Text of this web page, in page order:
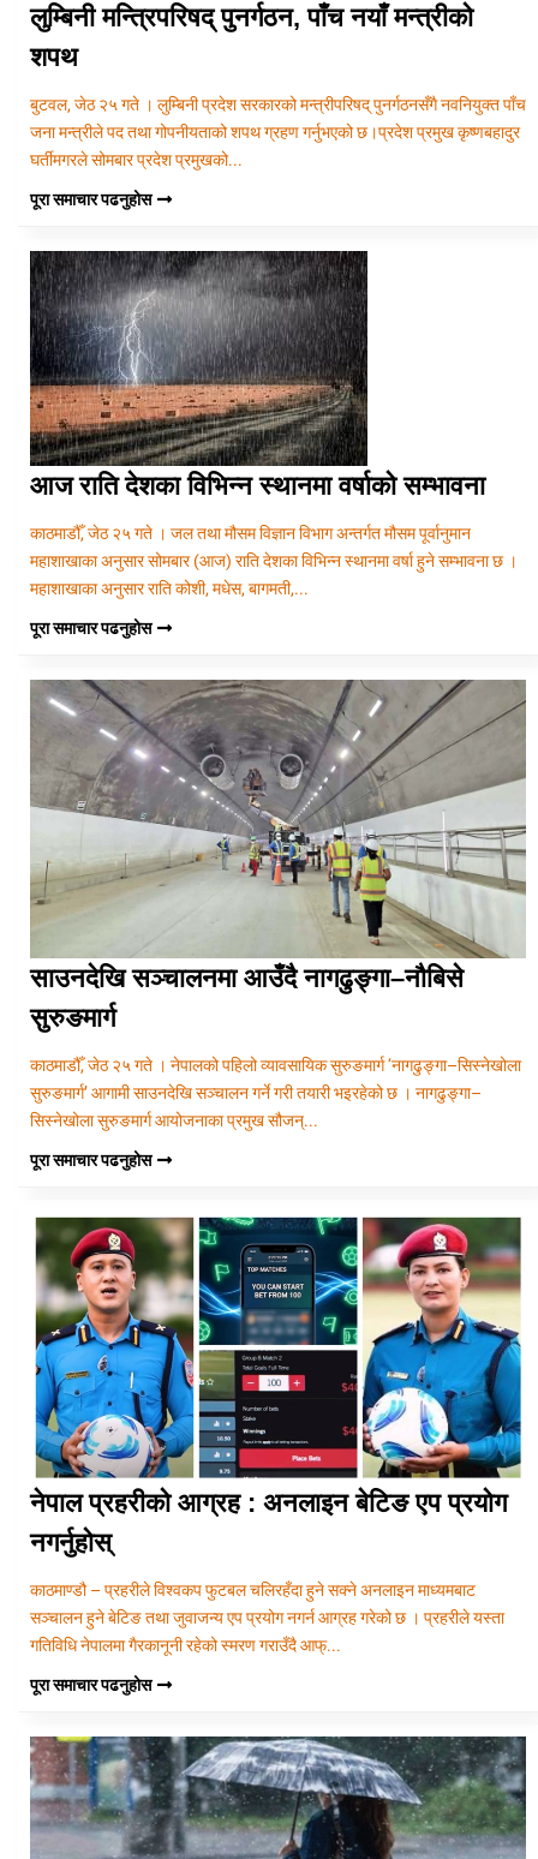
लुम्बिनी मन्त्रिपरिषद् पुनर्गठन, पाँच नयाँ मन्त्रीको
शपथ
बुटवल, जेठ २५ गते । लुम्बिनी प्रदेश सरकारको मन्त्रीपरिषद् पुनर्गठनसँगै नवनियुक्त पाँच
जना मन्त्रीले पद तथा गोपनीयताको शपथ ग्रहण गर्नुभएको छ।प्रदेश प्रमुख कृष्णबहादुर
घर्तीमगरले सोमबार प्रदेश प्रमुखको...
पूरा समाचार पढनुहोस
आज राति देशका विभिन्न स्थानमा वर्षाको सम्भावना
काठमाडौँ, जेठ २५ गते । जल तथा मौसम विज्ञान विभाग अन्तर्गत मौसम पूर्वानुमान
महाशाखाका अनुसार सोमबार (आज) राति देशका विभिन्न स्थानमा वर्षा हुने सम्भावना छ ।
महाशाखाका अनुसार राति कोशी, मधेस, बागमती,...
पूरा समाचार पढनुहोस
साउनदेखि सञ्चालनमा आउँदै नागढुङ्गा–नौबिसे
सुरुङमार्ग
काठमाडौँ, जेठ २५ गते । नेपालको पहिलो व्यावसायिक सुरुङमार्ग ‘नागढुङ्गा–सिस्नेखोला
सुरुङमार्ग’ आगामी साउनदेखि सञ्चालन गर्ने गरी तयारी भइरहेको छ । नागढुङ्गा–
सिस्नेखोला सुरुङमार्ग आयोजनाका प्रमुख सौजन्...
पूरा समाचार पढनुहोस
नेपाल प्रहरीको आग्रह : अनलाइन बेटिङ एप प्रयोग
नगर्नुहोस्
काठमाण्डौ – प्रहरीले विश्वकप फुटबल चलिरहँदा हुने सक्ने अनलाइन माध्यमबाट
सञ्चालन हुने बेटिङ तथा जुवाजन्य एप प्रयोग नगर्न आग्रह गरेको छ । प्रहरीले यस्ता
गतिविधि नेपालमा गैरकानूनी रहेको स्मरण गराउँदै आफ्...
पूरा समाचार पढनुहोस